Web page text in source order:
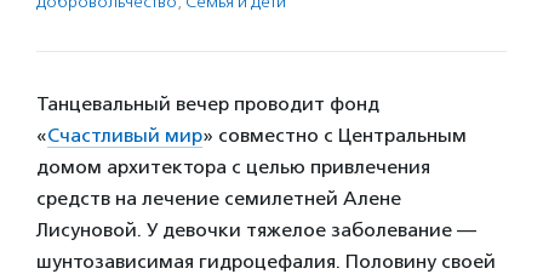
Танцевальный вечер проводит фонд
«Счастливый мир» совместно с Центральным
домом архитектора с целью привлечения
средств на лечение семилетней Алене
Лисуновой. У девочки тяжелое заболевание —
шунтозависимая гидроцефалия. Половину своей